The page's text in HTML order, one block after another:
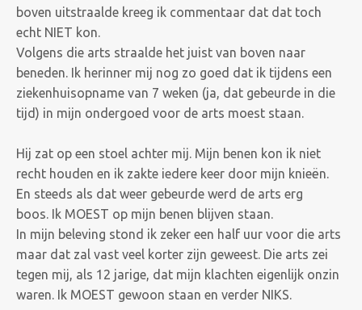
boven uitstraalde kreeg ik commentaar dat dat toch
echt NIET kon.
Volgens die arts straalde het juist van boven naar
beneden. Ik herinner mij nog zo goed dat ik tijdens een
ziekenhuisopname van 7 weken (ja, dat gebeurde in die
tijd) in mijn ondergoed voor de arts moest staan.
Hij zat op een stoel achter mij. Mijn benen kon ik niet
recht houden en ik zakte iedere keer door mijn knieën.
En steeds als dat weer gebeurde werd de arts erg
boos. Ik MOEST op mijn benen blijven staan.
In mijn beleving stond ik zeker een half uur voor die arts
maar dat zal vast veel korter zijn geweest. Die arts zei
tegen mij, als 12 jarige, dat mijn klachten eigenlijk onzin
waren. Ik MOEST gewoon staan en verder NIKS.